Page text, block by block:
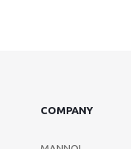
COMPANY